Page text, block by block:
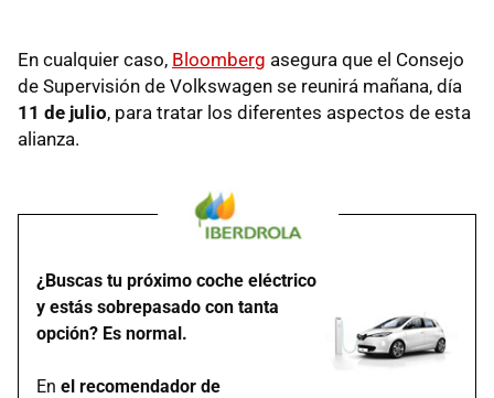
En cualquier caso, Bloomberg asegura que el Consejo
de Supervisión de Volkswagen se reunirá mañana, día
11 de julio, para tratar los diferentes aspectos de esta
alianza.
¿Buscas tu próximo coche eléctrico
y estás sobrepasado con tanta
opción? Es normal.
En el recomendador de